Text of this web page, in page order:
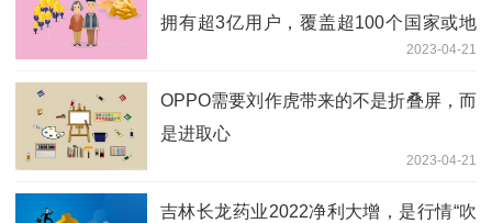
拥有超3亿用户，覆盖超100个国家或地
2023-04-21
OPPO需要刘作虎带来的不是折叠屏，而
是进取心
2023-04-21
吉林长龙药业2022净利大增，是行情“吹